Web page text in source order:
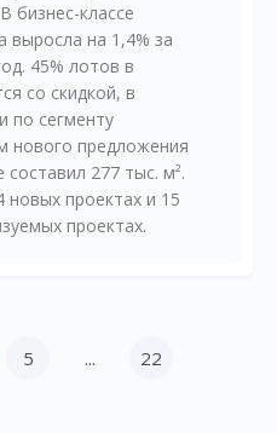
бизнес-классе
выросла на 1,4% за
45% лотов в
со скидкой, в
по сегменту
нового предложения
277 тыс. м².
проектах и 15
проектах.
5 ... 22